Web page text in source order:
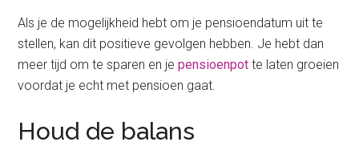
Als je de mogelijkheid hebt om je pensioendatum uit te
stellen, kan dit positieve gevolgen hebben. Je hebt dan
meer tijd om te sparen en jepensioenpot te laten groeien
voordat je echt met pensioen gaat.
Houd de balans